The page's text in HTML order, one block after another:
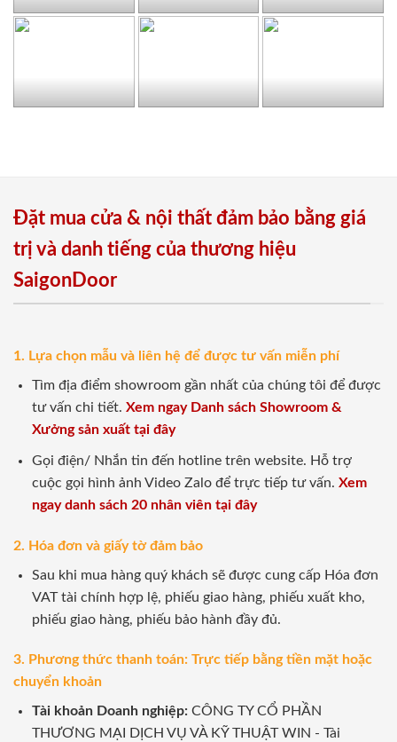
Đặt mua cửa & nội thất đảm bảo bằng giá
trị và danh tiếng của thương hiệu
SaigonDoor
1. Lựa chọn mẫu và liên hệ để được tư vấn miễn phí
Tìm địa điểm showroom gần nhất của chúng tôi để được
tư vấn chi tiết. Xem ngay Danh sách Showroom &
Xưởng sản xuất tại đây
Gọi điện/ Nhắn tin đến hotline trên website. Hỗ trợ
cuộc gọi hình ảnh Video Zalo để trực tiếp tư vấn. Xem
ngay danh sách 20 nhân viên tại đây
2. Hóa đơn và giấy tờ đảm bảo
Sau khi mua hàng quý khách sẽ được cung cấp Hóa đơn
VAT tài chính hợp lệ, phiếu giao hàng, phiếu xuất kho,
phiếu giao hàng, phiếu bảo hành đầy đủ.
3. Phương thức thanh toán: Trực tiếp bằng tiền mặt hoặc
chuyển khoản
Tài khoản Doanh nghiệp:CÔNG TY CỔ PHẦN
THƯƠNG MẠI DỊCH VỤ VÀ KỸ THUẬT WIN - Tài